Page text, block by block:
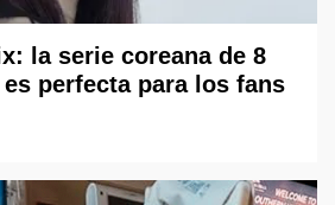
la serie coreana de 8
perfecta para los fans